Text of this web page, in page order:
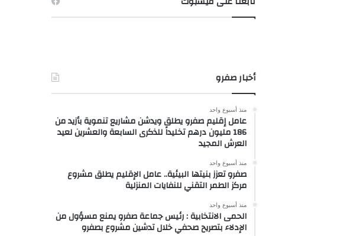
أخبار صفرو
منذ أسبوع واحد
عامل إقليم صفرو يطلق ويدشن مشاريع تنموية بأزيد من
186 مليون درهم تخليداً للذكرى السابعة والعشرين لعيد
العرش المجيد
منذ أسبوع واحد
صفرو تعزز بنيتها البيئية.. عامل الإقليم يطلق مشروع
مركز الطمر التقني للنفايات المنزلية
منذ أسبوع واحد
الحمى الانتخابية : رئيس جماعة صفرو يمنع مسؤول من
الإدلاء بتصريح صحفي خلال تدشين مشروع بصفرو